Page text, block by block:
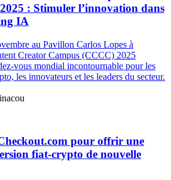
: Stimuler l’innovation dans
IA
au Pavillon Carlos Lopes à
Creator Campus (CCCC) 2025
vous mondial incontournable pour les
les innovateurs et les leaders du secteur.
pour offrir une
fiat-crypto de nouvelle